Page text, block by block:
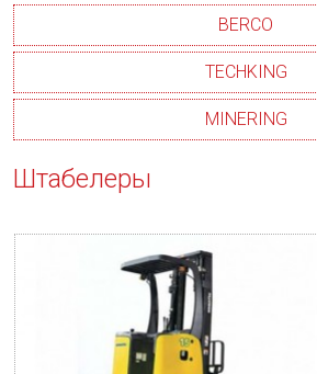
BERCO
TECHKING
MINERING
Штабелеры